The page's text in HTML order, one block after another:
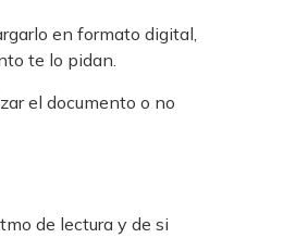
en formato digital,
te lo pidan.
el documento o no
de lectura y de si